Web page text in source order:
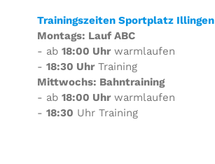
Trainingszeiten Sportplatz Illingen
Montags: Lauf ABC
- ab 18:00 Uhrwarmlaufen
- 18:30 UhrTraining
Mittwochs: Bahntraining
- ab 18:00 Uhrwarmlaufen
- 18:30 Uhr Training